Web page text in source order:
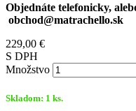
Objednáte telefonicky,
obchod@matrachello.sk
229,00 €
S DPH
Množstvo
Skladom: 1 ks.